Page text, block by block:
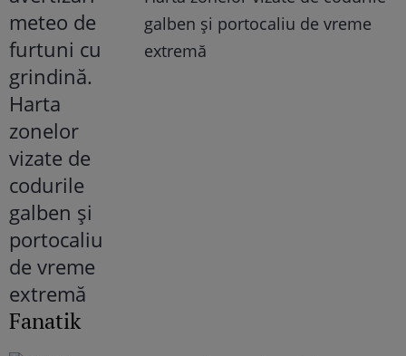
galben și portocaliu de vreme
extremă
Fanatik